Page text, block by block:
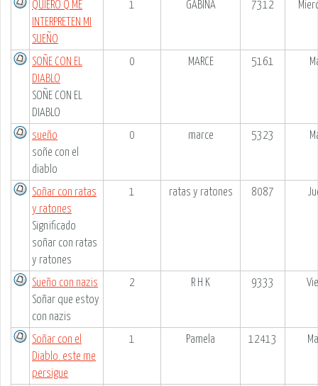
QUIERO Q ME
INTERPRETEN MI
SUEÑO
1 GABINA 7312
SOÑE CON EL
DIABLO
SOÑE CON EL
DIABLO
0 MARCE 5161
sueño
soñe con el
diablo
0 marce 5323
Soñar con ratas
y ratones
Significado
soñar con ratas
y ratones
1 ratas y ratones 8087
Sueño con nazis
Soñar que estoy
con nazis
2 R H K 9333
Soñar con el
Diablo. este me
persigue
1 Pamela 12413